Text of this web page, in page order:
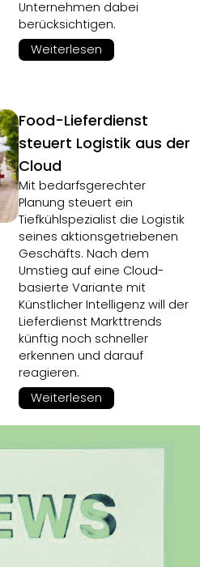
Unternehmen dabei
berücksichtigen.
Weiterlesen
Food-Lieferdienst
steuert Logistik aus der
Cloud
Mit bedarfsgerechter
Planung steuert ein
Tiefkühlspezialist die Logistik
seines aktionsgetriebenen
Geschäfts. Nach dem
Umstieg auf eine Cloud-
basierte Variante mit
Künstlicher Intelligenz will der
Lieferdienst Markttrends
künftig noch schneller
erkennen und darauf
reagieren.
Weiterlesen